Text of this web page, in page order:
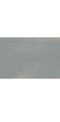
de cookies